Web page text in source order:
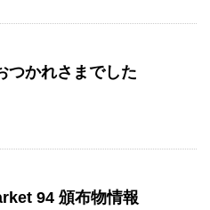
つかれさまでした
94 頒布物情報